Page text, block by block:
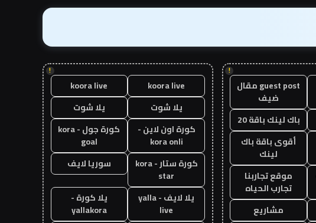
!
guest post مقال
ضيف
باك لينك باقة 20
أقوى باقة باك
لينك
موقع تجاربنا
تجارب الحياه
مشاريع
!
koora live
koora live
يلا شوت
يلا شوت
كورة اون لاين -
kora onli
كورة جول - kora
goal
كورة ستار - kora
star
سوريا لايف
يلا لايف - yalla
live
يلا كورة -
yallakora